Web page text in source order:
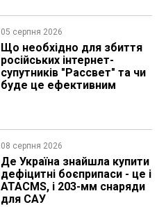
05 серпня 2026
Що необхідно для збиття
російських інтернет-
супутників "Рассвет" та чи
буде це ефективним
08 серпня 2026
Де Україна знайшла купити
дефіцитні боєприпаси - це і
ATACMS, і 203-мм снаряди
для САУ